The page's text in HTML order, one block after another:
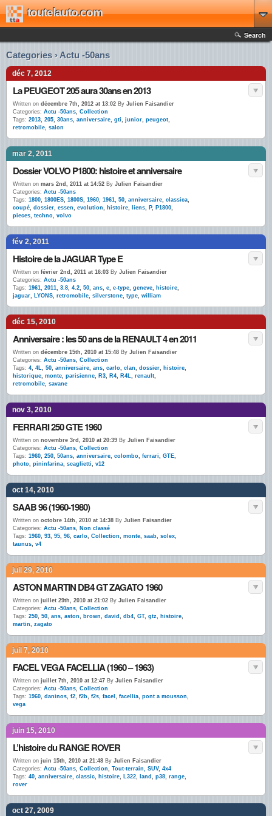
toutelauto.com
Search
Categories › Actu -50ans
déc 7, 2012
La PEUGEOT 205 aura 30ans en 2013
Written on décembre 7th, 2012 at 13:02 By Julien Faisandier
Categories: Actu -50ans, Collection
Tags: 2013, 205, 30ans, anniversaire, gti, junior, peugeot,
retromobile, salon
mar 2, 2011
Dossier VOLVO P1800: histoire et anniversaire
Written on mars 2nd, 2011 at 14:52 By Julien Faisandier
Categories: Actu -50ans
Tags: 1800, 1800ES, 1800S, 1960, 1961, 50, anniversaire, classica,
coupé, dossier, essen, evolution, histoire, liens, P, P1800,
pieces, techno, volvo
fév 2, 2011
Histoire de la JAGUAR Type E
Written on février 2nd, 2011 at 16:03 By Julien Faisandier
Categories: Actu -50ans
Tags: 1961, 2011, 3.8, 4.2, 50, ans, e, e-type, geneve, histoire,
jaguar, LYONS, retromobile, silverstone, type, william
déc 15, 2010
Anniversaire : les 50 ans de la RENAULT 4 en 2011
Written on décembre 15th, 2010 at 15:48 By Julien Faisandier
Categories: Actu -50ans, Collection
Tags: 4, 4L, 50, anniversaire, ans, carlo, clan, dossier, histoire,
historique, monte, parisienne, R3, R4, R4L, renault,
retromobile, savane
nov 3, 2010
FERRARI 250 GTE 1960
Written on novembre 3rd, 2010 at 20:39 By Julien Faisandier
Categories: Actu -50ans, Collection
Tags: 1960, 250, 50ans, anniversaire, colombo, ferrari, GTE,
photo, pininfarina, scaglietti, v12
oct 14, 2010
SAAB 96 (1960-1980)
Written on octobre 14th, 2010 at 14:38 By Julien Faisandier
Categories: Actu -50ans, Non classé
Tags: 1960, 93, 95, 96, carlo, Collection, monte, saab, solex,
taunus, v4
juil 29, 2010
ASTON MARTIN DB4 GT ZAGATO 1960
Written on juillet 29th, 2010 at 21:02 By Julien Faisandier
Categories: Actu -50ans, Collection
Tags: 250, 50, ans, aston, brown, david , db4, GT, gtz, histoire,
martin, zagato
juil 7, 2010
FACEL VEGA FACELLIA (1960 – 1963)
Written on juillet 7th, 2010 at 12:47 By Julien Faisandier
Categories: Actu -50ans, Collection
Tags: 1960, daninos, f2, f2b, f2s, facel , facellia, pont a mousson,
vega
juin 15, 2010
L’histoire du RANGE ROVER
Written on juin 15th, 2010 at 21:48 By Julien Faisandier
Categories: Actu -50ans, Collection, Tout-terrain, SUV, 4x4
Tags: 40, anniversaire, classic, histoire, L322, land , p38, range,
rover
oct 27, 2009